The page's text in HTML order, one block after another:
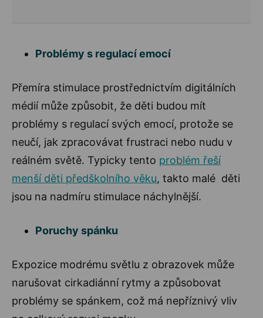
Problémy s regulací emocí
Přemíra stimulace prostřednictvím digitálních
médií může způsobit, že děti budou mít
problémy s regulací svých emocí, protože se
neučí, jak zpracovávat frustraci nebo nudu v
reálném světě. Typicky tento problém řeší
menší děti předškolního věku, takto malé děti
jsou na nadmíru stimulace náchylnější.
Poruchy spánku
Expozice modrému světlu z obrazovek může
narušovat cirkadiánní rytmy a způsobovat
problémy se spánkem, což má nepříznivý vliv